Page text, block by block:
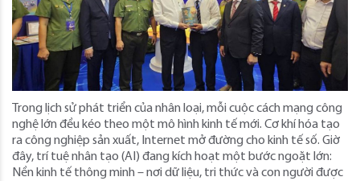
Trong lịch sử phát triển của nhân loại, mỗi cuộc cách mạng công
nghệ lớn đều kéo theo một mô hình kinh tế mới. Cơ khí hóa tạo
ra công nghiệp sản xuất, Internet mở đường cho kinh tế số. Giờ
đây, trí tuệ nhân tạo (AI) đang kích hoạt một bước ngoặt lớn:
Nền kinh tế thông minh – nơi dữ liệu, tri thức và con người được